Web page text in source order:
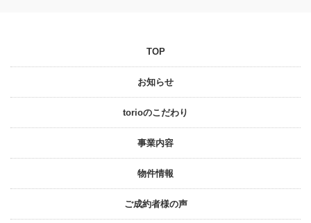
TOP
お知らせ
torioのこだわり
事業内容
物件情報
ご成約者様の声